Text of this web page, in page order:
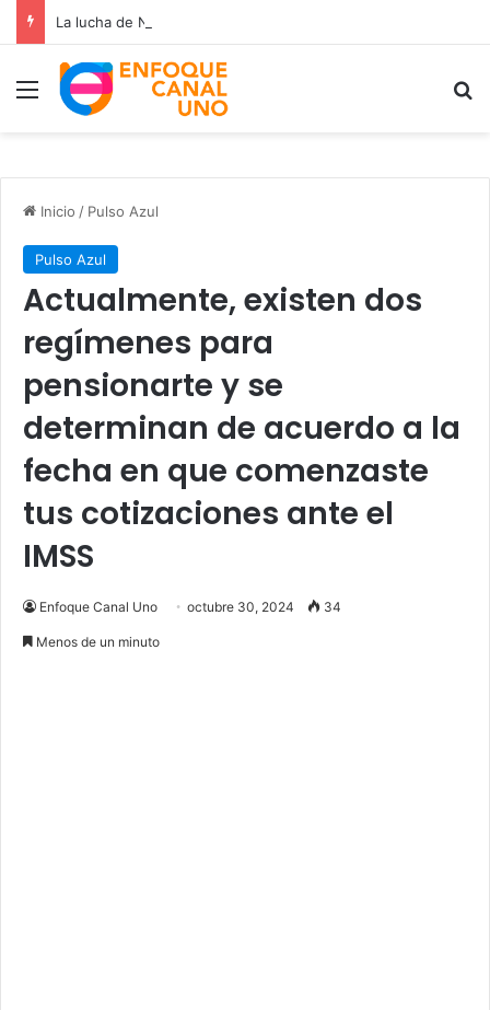
La lucha de Nancy Ramos por la salud de su hijo Miguelito
Menú
Inicio / Pulso Azul
Pulso Azul
Actualmente, existen dos
regímenes para
pensionarte y se
determinan de acuerdo a la
fecha en que comenzaste
tus cotizaciones ante el
IMSS
Enfoque Canal Uno octubre 30, 2024 34
Menos de un minuto